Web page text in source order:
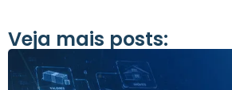
Veja mais posts: